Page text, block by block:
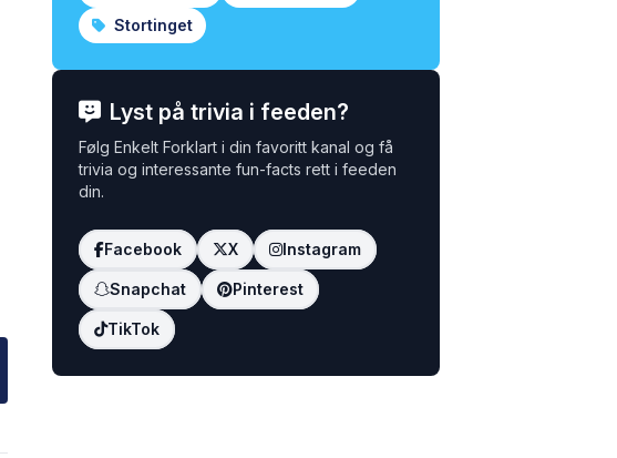
Stortinget
Lyst på trivia i feeden?
Følg Enkelt Forklart i din favoritt kanal og få
trivia og interessante fun-facts rett i feeden
din.
Facebook X Instagram
Snapchat Pinterest
TikTok